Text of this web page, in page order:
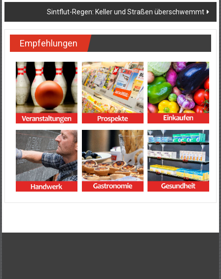
Sintflut-Regen: Keller und Straßen überschwemmt
Empfehlungen